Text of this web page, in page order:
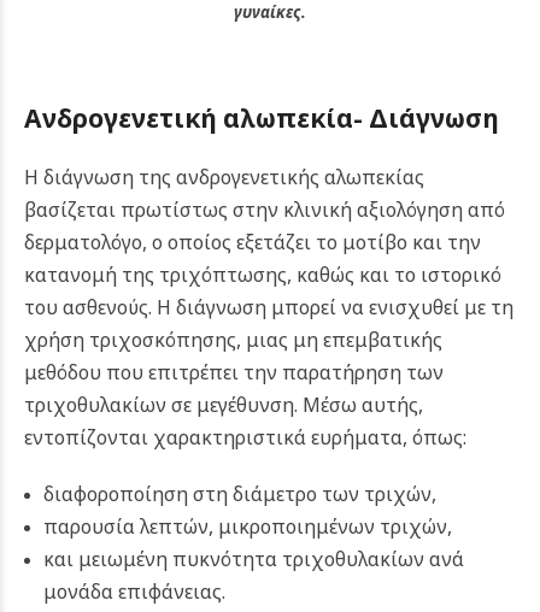
γυναίκες.
Ανδρογενετική αλωπεκία- Διάγνωση
Η διάγνωση της ανδρογενετικής αλωπεκίας
βασίζεται πρωτίστως στην κλινική αξιολόγηση από
δερματολόγο, ο οποίος εξετάζει το μοτίβο και την
κατανομή της τριχόπτωσης, καθώς και το ιστορικό
του ασθενούς. Η διάγνωση μπορεί να ενισχυθεί με τη
χρήση τριχοσκόπησης, μιας μη επεμβατικής
μεθόδου που επιτρέπει την παρατήρηση των
τριχοθυλακίων σε μεγέθυνση. Μέσω αυτής,
εντοπίζονται χαρακτηριστικά ευρήματα, όπως:
διαφοροποίηση στη διάμετρο των τριχών,
παρουσία λεπτών, μικροποιημένων τριχών,
και μειωμένη πυκνότητα τριχοθυλακίων ανά
μονάδα επιφάνειας.